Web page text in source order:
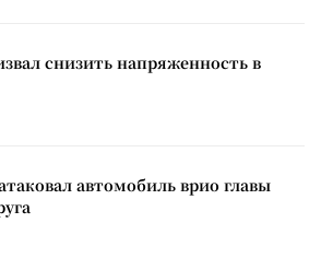
снизить напряженность в
автомобиль врио главы